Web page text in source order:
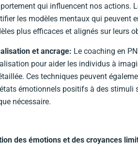
qui influencent nos actions.
les modèles mentaux qui peuvent
plus efficaces et alignés sur leurs
et ancrage: Le coaching en
pour aider les individus à
Ces techniques peuvent
émotionnels positifs à des stimuli
nécessaire.
des émotions et des croyances